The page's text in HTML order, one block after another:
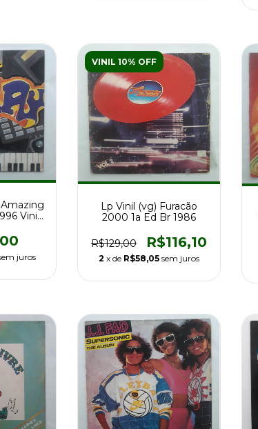
Vinil
juros
VINIL 10% OFF
Lp Vinil (vg) Furacão
2000 1a Ed Br 1986
R$129,00 R$116,10
2 x de R$58,05 sem juros